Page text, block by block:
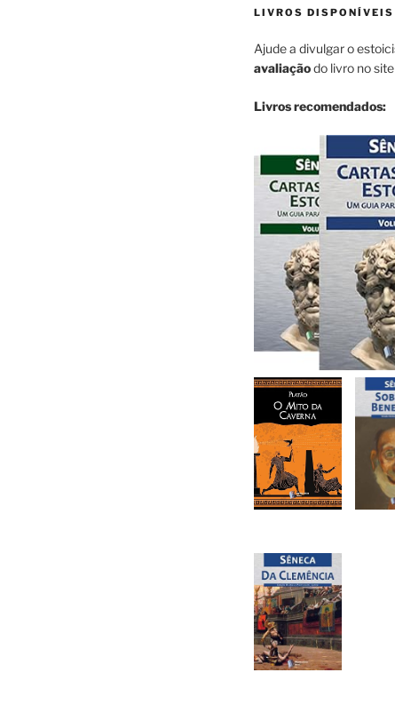
LIVROS DISPONÍVEIS
Ajude a divulgar o
avaliaçãodo livro no
Livros recomendados: